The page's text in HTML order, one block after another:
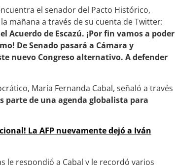
el senador del Pacto Histórico,
mañana a través de su cuenta de Twitter:
Acuerdo de Escazú. ¡Por fin vamos a poder
De Senado pasará a Cámara y
nuevo Congreso alternativo. A defender
María Fernanda Cabal, señaló a través
parte de una agenda globalista para
La AFP nuevamente dejó a Iván